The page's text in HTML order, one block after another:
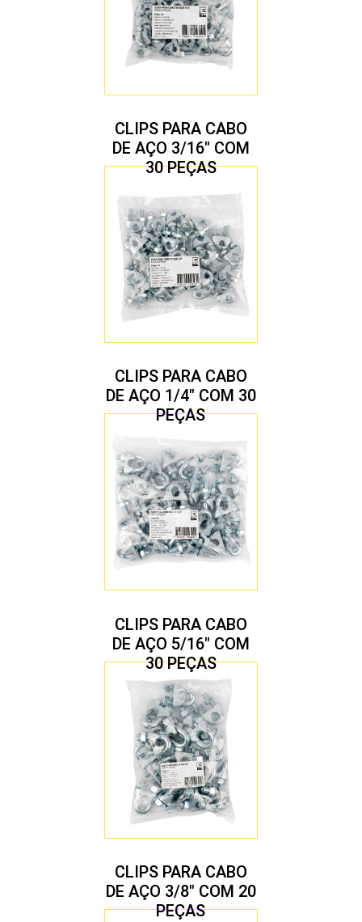
CLIPS PARA CABO
DE AÇO 3/16″ COM
30 PEÇAS
CLIPS PARA CABO
DE AÇO 1/4″ COM 30
PEÇAS
CLIPS PARA CABO
DE AÇO 5/16″ COM
30 PEÇAS
CLIPS PARA CABO
DE AÇO 3/8″ COM 20
PEÇAS